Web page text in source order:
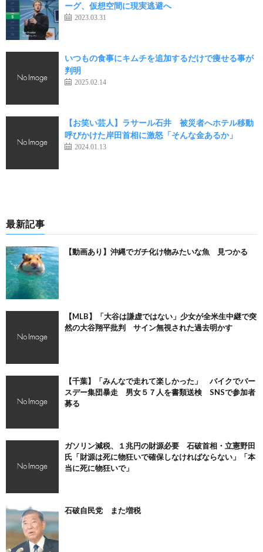
ーグ、仮想空間に現実逃避へ
2023.03.31
いつもの食事にキムチを追加するだけで痩せる事が
判明
2025.02.14
【お笑い芸人】ラサール石井 被災者へホテル移動
呼びかけた岸田首相に激怒「そんな金あるか」
2024.01.13
最新記事
【動画あり】沖縄でガチ化け物みたいな魚 見つかる
【MLB】「大谷は謙虚ではない」少女が全米生中継で突
然の大谷翔平批判 サイン無視された過去明かす
【千葉】「みんなで走れて楽しかった」 バイクでバー
スデー集団暴走 男女５７人を書類送検 SNSで参加者
募る
ガソリン減税、１兆円の財源必要 石破首相・立憲野田
氏「財源は死に物狂いで確保しなければならない」「本
当に死に物狂いで」
石破自民党 また増税